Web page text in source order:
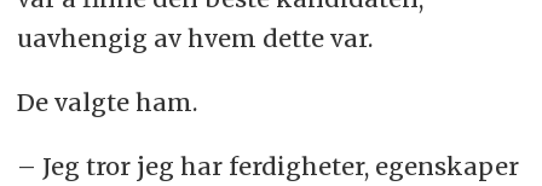
uavhengig av hvem dette var.
De valgte ham.
– Jeg tror jeg har ferdigheter, egenskaper